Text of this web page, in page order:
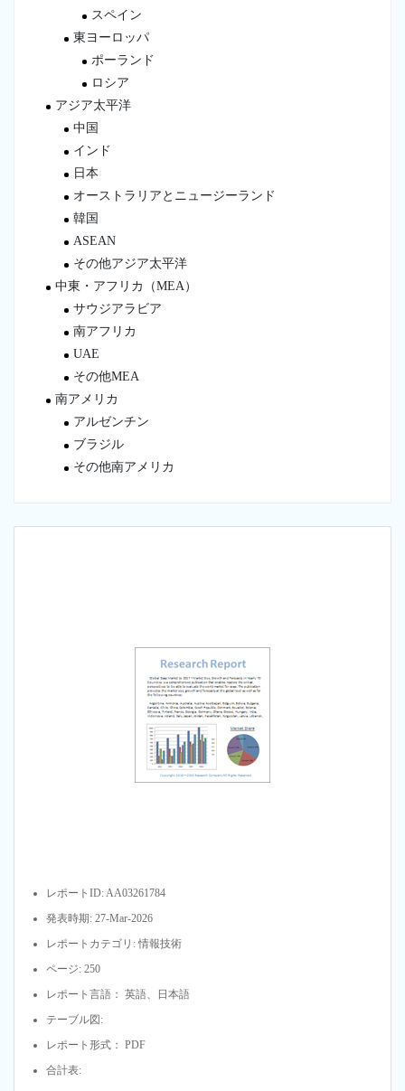
スペイン
東ヨーロッパ
ポーランド
ロシア
アジア太平洋
中国
インド
日本
オーストラリアとニュージーランド
韓国
ASEAN
その他アジア太平洋
中東・アフリカ（MEA）
サウジアラビア
南アフリカ
UAE
その他MEA
南アメリカ
アルゼンチン
ブラジル
その他南アメリカ
レポートID: AA03261784
発表時期: 27-Mar-2026
レポートカテゴリ: 情報技術
ページ: 250
レポート言語： 英語、日本語
テーブル図:
レポート形式： PDF
合計表: